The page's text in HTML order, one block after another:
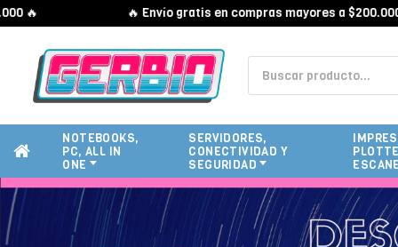
🔥 Envío gratis en compras mayores a $200.000 🔥
NOTEBOOKS,
PC, ALL IN
ONE
SERVIDORES,
CONECTIVIDAD Y
SEGURIDAD